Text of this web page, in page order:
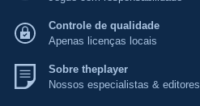
Controle de qualidade
Apenas licenças locais
Sobre theplayer
Nossos especialistas & editores